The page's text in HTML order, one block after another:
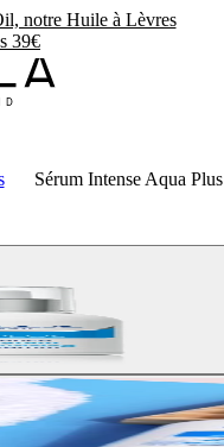
notre Huile à Lèvres
39€
Sérum Intense Aqua Plus